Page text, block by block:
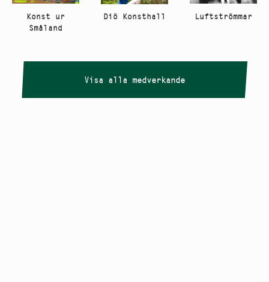
Konst ur
Småland
Diö Konsthall Luftströmmar
Visa alla medverkande